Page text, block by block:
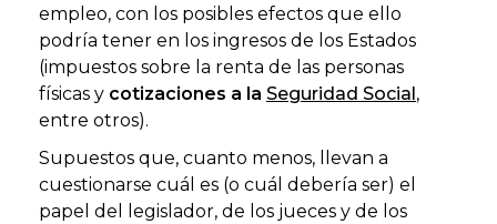
empleo, con los posibles efectos que ello
podría tener en los ingresos de los Estados
(impuestos sobre la renta de las personas
físicas y cotizaciones a la Seguridad Social ,
entre otros).
Supuestos que, cuanto menos, llevan a
cuestionarse cuál es (o cuál debería ser) el
papel del legislador, de los jueces y de los